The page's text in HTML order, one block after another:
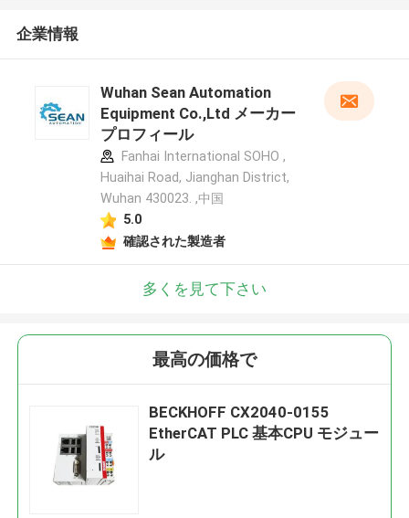
企業情報
Wuhan Sean Automation
Equipment Co.,Ltd メーカー
プロフィール
Fanhai International SOHO ,
Huaihai Road, Jianghan District,
Wuhan 430023. ,中国
5.0
確認された製造者
多くを見て下さい
最高の価格で
BECKHOFF CX2040-0155
EtherCAT PLC 基本CPU モジュー
ル